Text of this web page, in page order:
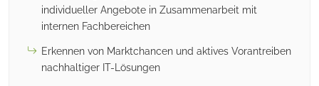
individueller Angebote in Zusammenarbeit mit
internen Fachbereichen
Erkennen von Marktchancen und aktives Vorantreiben
nachhaltiger IT-Lösungen